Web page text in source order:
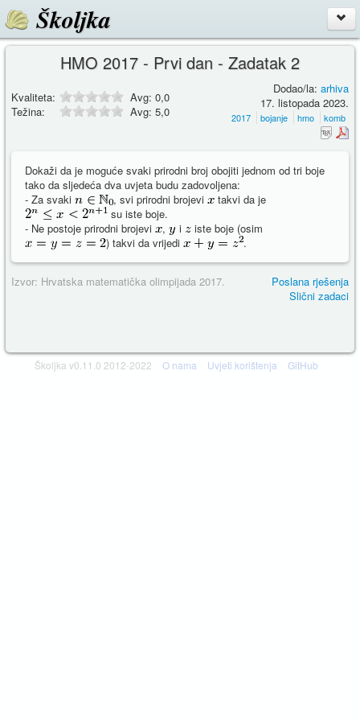
Školjka
HMO 2017 - Prvi dan - Zadatak 2
Kvaliteta: Avg: 0,0
Težina:
Avg: 5,0
Dodao/la: arhiva
17. listopada 2023.
2017 bojanje hmo komb
Dokaži da je moguće svaki prirodni broj obojiti jednom od tri boje
tako da sljedeća dva uvjeta budu zadovoljena:
- Za svaki
, svi prirodni brojevi
takvi da je
su iste boje.
- Ne postoje prirodni brojevi
, i
iste boje (osim
) takvi da vrijedi
.
Izvor: Hrvatska matematička olimpijada 2017.
Poslana rješenja
Slični zadaci
Školjka v0.11.0 2012-2022 O nama Uvjeti korištenja GitHub